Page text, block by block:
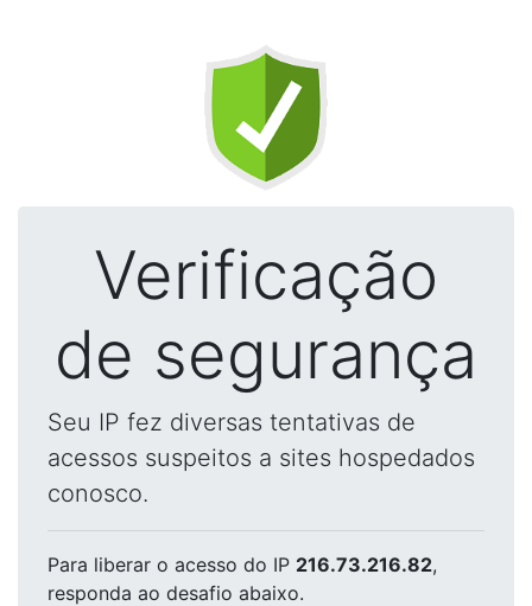
Verificação
de segurança
Seu IP fez diversas tentativas de
acessos suspeitos a sites hospedados
conosco.
Para liberar o acesso do IP 216.73.216.82,
responda ao desafio abaixo.